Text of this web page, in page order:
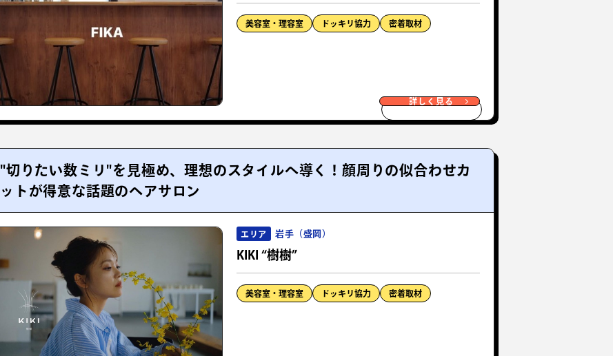
美容室・理容室 ドッキリ協力 密着取材
詳しく見る
"切りたい数ミリ"を見極め、理想のスタイルへ導く！顔周りの似合わせカ
ットが得意な話題のヘアサロン
エリア 岩手（盛岡）
KIKI “樹樹”
美容室・理容室 ドッキリ協力 密着取材